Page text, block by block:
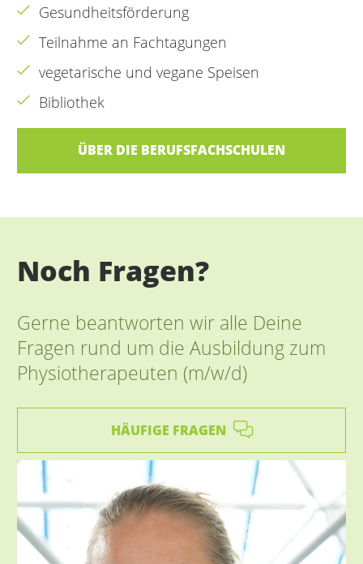
Gesundheitsförderung
Teilnahme an Fachtagungen
vegetarische und vegane Speisen
Bibliothek
ÜBER DIE BERUFSFACHSCHULEN
Noch Fragen?
Gerne beantworten wir alle Deine
Fragen rund um die Ausbildung zum
Physiotherapeuten (m/w/d)
HÄUFIGE FRAGEN